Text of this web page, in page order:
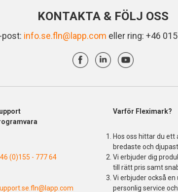
KONTAKTA & FÖLJ OSS
post: info.se.fln@lapp.com eller ring: +46
(0)155 - 777 64
Varför Fleximark?
Hos oss hittar du ett
bredaste och
Vi erbjuder dig
till rätt pris samt
Vi erbjuder också
personlig service